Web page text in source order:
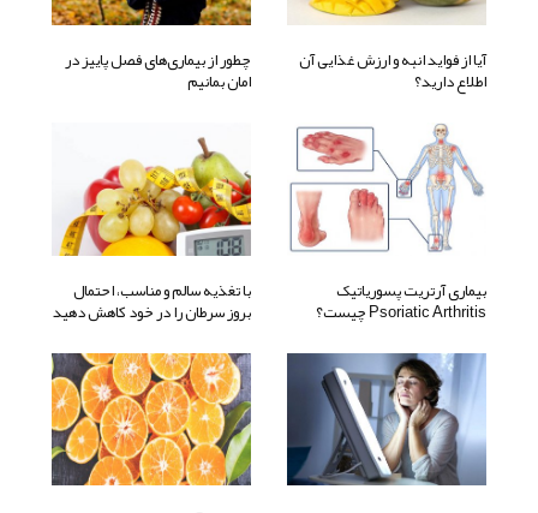
آیا از فواید انبه و ارزش غذایی آن
اطلاع دارید؟
چطور از بیماری‌های فصل پاییز در
امان بمانیم
بیماری آرتریت پسوریاتیک
Psoriatic Arthritis چیست؟
با تغذیه سالم و مناسب، احتمال
بروز سرطان را در خود کاهش دهید